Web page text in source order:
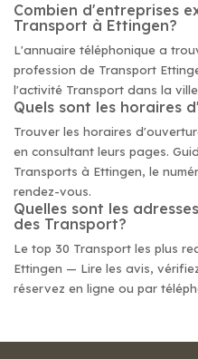
Combien d'entreprises
Transport à Ettingen?
L'annuaire téléphonique a
profession de Transport
l'activité Transport dans la
Quels sont les horaires
Trouver les horaires
en consultant leurs pages.
Transports à Ettingen, le
rendez-vous.
Quelles sont les
des Transport?
Le top 30 Transport les plus
Ettingen — Lire les avis,
réservez en ligne ou par